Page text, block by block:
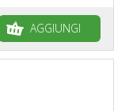
AGGIUNGI